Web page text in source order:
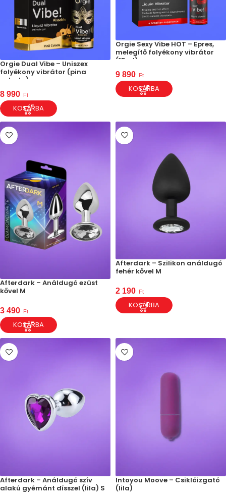
Orgie Dual Vibe – Uniszex
folyékony vibrátor (pina
colada)
8 990 Ft
KOSÁRBA
Orgie Sexy Vibe HOT – Epres,
melegítő folyékony vibrátor
(15ml)
9 890 Ft
KOSÁRBA
Afterdark – Análdugó ezüst
kővel M
3 490 Ft
KOSÁRBA
Afterdark – Szilikon análdugó
fehér kővel M
2 190 Ft
KOSÁRBA
Afterdark – Análdugó szív
alakú gyémánt dísszel (lila) S
Intoyou Moove – Csiklóizgató
(lila)